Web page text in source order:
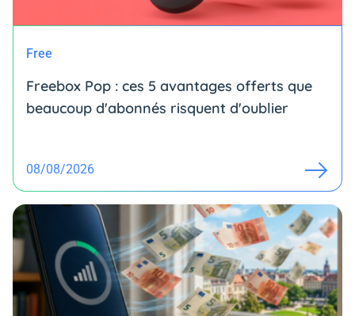
Free
Freebox Pop : ces 5 avantages offerts que
beaucoup d'abonnés risquent d'oublier
08/08/2026